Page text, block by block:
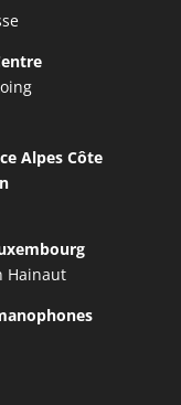
Alpes Côte
Hainaut